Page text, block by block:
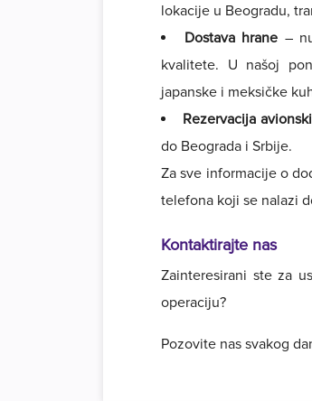
lokacije u Beogradu,
Dostava hrane –
kvalitete. U našoj
japanske i meksičke
Rezervacija
do Beograda i Srbije.
Za sve informacije o
telefona koji se nalazi
Kontaktirajte nas
Zainteresirani ste za
operaciju?
Pozovite nas svakog